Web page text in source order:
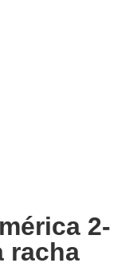
2-
racha